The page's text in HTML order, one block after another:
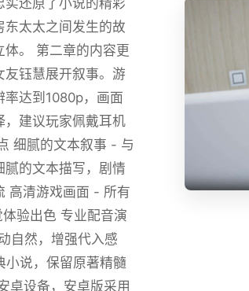
太太之间发生的故
。 第二章的内容更
钰慧展开叙事。游
率达到1080p，画面
，建议玩家佩戴耳机
细腻的文本叙事 - 与
的文本描写，剧情
高清游戏画面 - 所有
验出色 专业配音演
自然，增强代入感
说，保留原著精髓
卓设备，安卓版采用